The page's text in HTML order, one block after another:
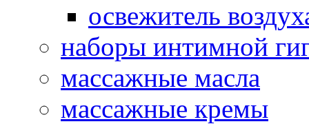
освежитель
наборы интимной
массажные масла
массажные кремы